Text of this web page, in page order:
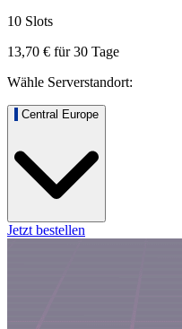
10 Slots
13,70 € für30 Tage
Wähle Serverstandort:
Central Europe
Jetzt bestellen